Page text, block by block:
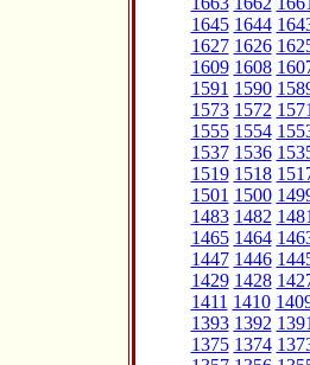
1645 1644
1627 1626
1609 1608
1591 1590
1573 1572 1571
1555 1554
1537 1536
1519 1518
1501 1500
1483 1482 1481
1465 1464
1447 1446
1429 1428
1411 1410
1393 1392 1391
1375 1374